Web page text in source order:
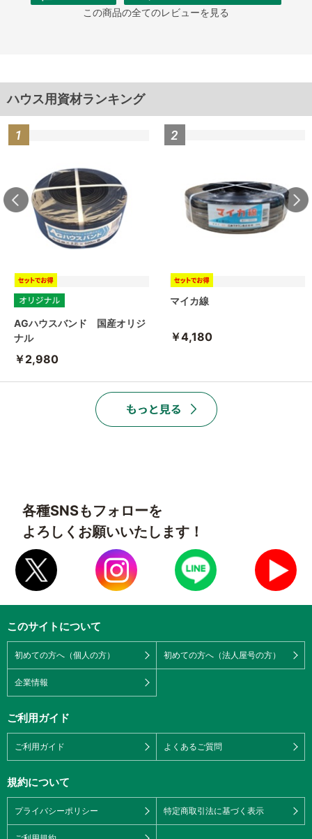
この商品の全てのレビューを見る
ハウス用資材ランキング
AGハウスバンド 国産オリジ
ナル
￥2,980
マイカ線
￥4,180
各種SNSもフォローを
よろしくお願いいたします！
このサイトについて
初めての方へ（個人の方） 初めての方へ（法人屋号の方）
企業情報
ご利用ガイド
ご利用ガイド よくあるご質問
規約について
プライバシーポリシー 特定商取引法に基づく表示